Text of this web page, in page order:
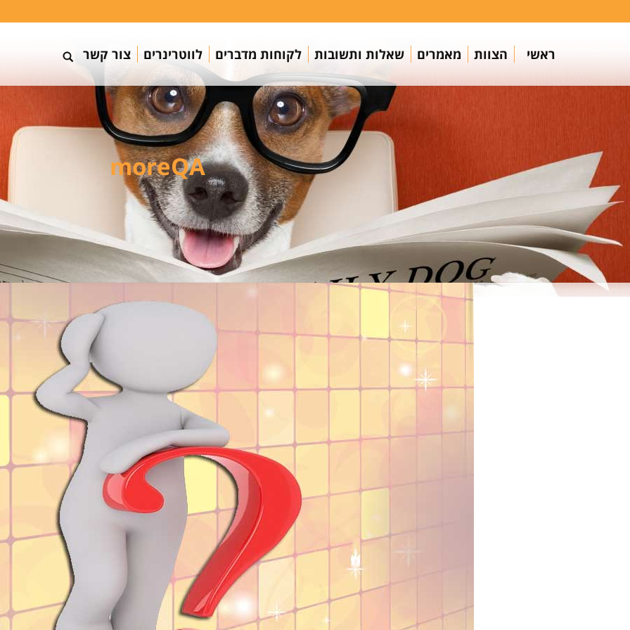
ראשי הצוות מאמרים שאלות ותשובות לקוחות מדברים לווטרינרים צור קשר
moreQA